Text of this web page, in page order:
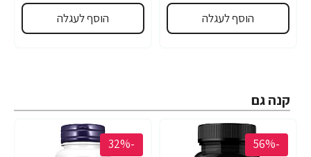
הוסף לעגלה הוסף לעגלה
קנה גם
-56%
-32%